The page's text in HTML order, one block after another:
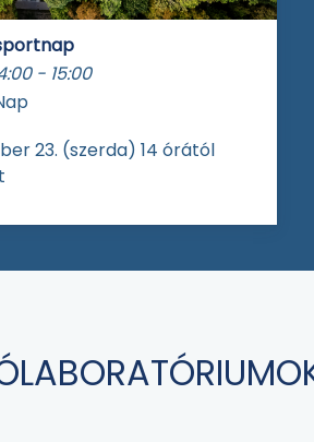
- 15:00
23. (szerda) 14 órától